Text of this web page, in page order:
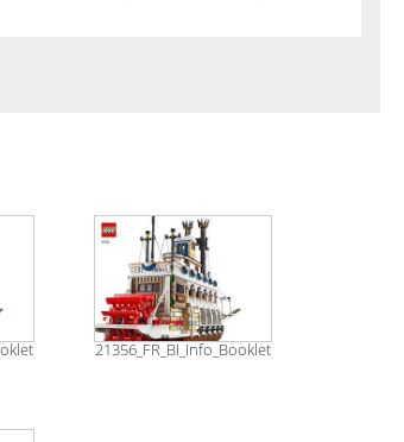
21356_FR_BI_Info_Booklet